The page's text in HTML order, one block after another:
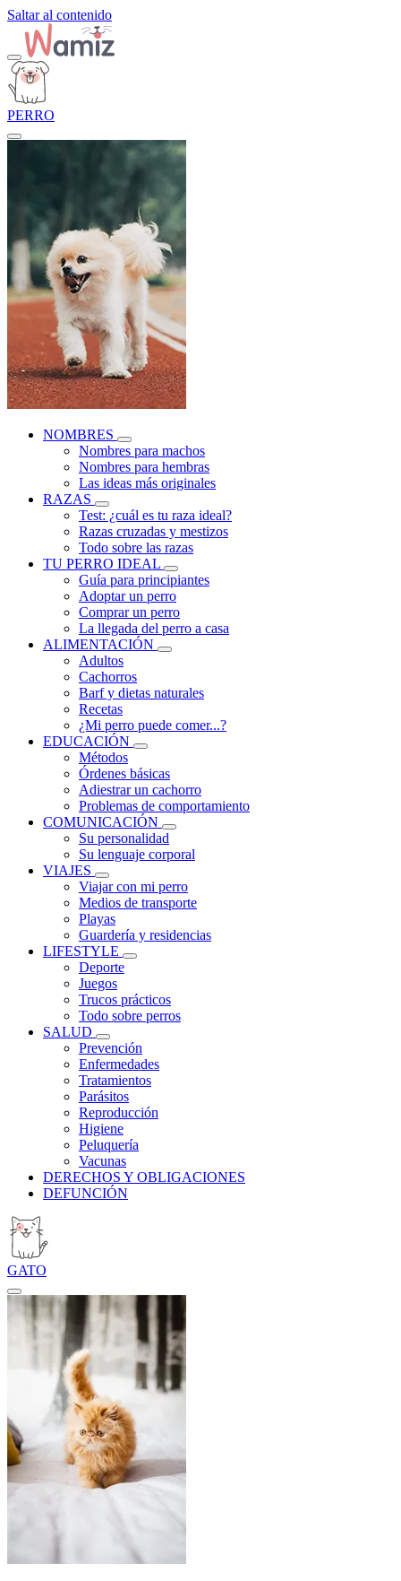
Saltar al contenido
PERRO
NOMBRES
Nombres para machos
Nombres para hembras
Las ideas más originales
RAZAS
Test: ¿cuál es tu raza ideal?
Razas cruzadas y mestizos
Todo sobre las razas
TU PERRO IDEAL
Guía para principiantes
Adoptar un perro
Comprar un perro
La llegada del perro a casa
ALIMENTACIÓN
Adultos
Cachorros
Barf y dietas naturales
Recetas
¿Mi perro puede comer...?
EDUCACIÓN
Métodos
Órdenes básicas
Adiestrar un cachorro
Problemas de comportamiento
COMUNICACIÓN
Su personalidad
Su lenguaje corporal
VIAJES
Viajar con mi perro
Medios de transporte
Playas
Guardería y residencias
LIFESTYLE
Deporte
Juegos
Trucos prácticos
Todo sobre perros
SALUD
Prevención
Enfermedades
Tratamientos
Parásitos
Reproducción
Higiene
Peluquería
Vacunas
DERECHOS Y OBLIGACIONES
DEFUNCIÓN
GATO